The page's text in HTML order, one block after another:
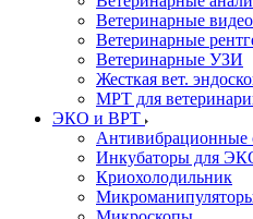
Ветеринарные
Ветеринарные
Ветеринарные УЗИ
Жесткая вет.
МРТ для
ЭКО и ВРТ
Антивибрационные
Инкубаторы для
Криохолодильник